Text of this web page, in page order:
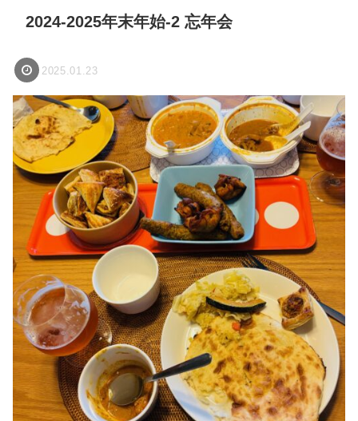
2024-2025年末年始-2 忘年会
2025.01.23